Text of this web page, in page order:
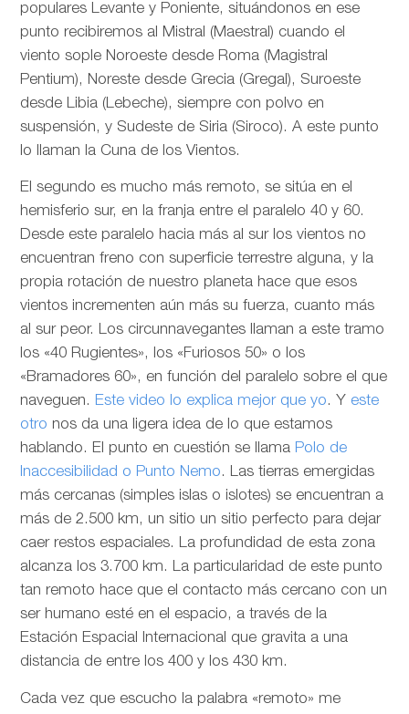
populares Levante y Poniente, situándonos en ese
punto recibiremos al Mistral (Maestral) cuando el
viento sople Noroeste desde Roma (Magistral
Pentium), Noreste desde Grecia (Gregal), Suroeste
desde Libia (Lebeche), siempre con polvo en
suspensión, y Sudeste de Siria (Siroco). A este punto
lo llaman la Cuna de los Vientos.
El segundo es mucho más remoto, se sitúa en el
hemisferio sur, en la franja entre el paralelo 40 y 60.
Desde este paralelo hacia más al sur los vientos no
encuentran freno con superficie terrestre alguna, y la
propia rotación de nuestro planeta hace que esos
vientos incrementen aún más su fuerza, cuanto más
al sur peor. Los circunnavegantes llaman a este tramo
los «40 Rugientes», los «Furiosos 50» o los
«Bramadores 60», en función del paralelo sobre el que
naveguen. Este video lo explica mejor que yo. Y este
otro nos da una ligera idea de lo que estamos
hablando. El punto en cuestión se llama Polo de
Inaccesibilidad o Punto Nemo. Las tierras emergidas
más cercanas (simples islas o islotes) se encuentran a
más de 2.500 km, un sitio un sitio perfecto para dejar
caer restos espaciales. La profundidad de esta zona
alcanza los 3.700 km. La particularidad de este punto
tan remoto hace que el contacto más cercano con un
ser humano esté en el espacio, a través de la
Estación Espacial Internacional que gravita a una
distancia de entre los 400 y los 430 km.
Cada vez que escucho la palabra «remoto» me